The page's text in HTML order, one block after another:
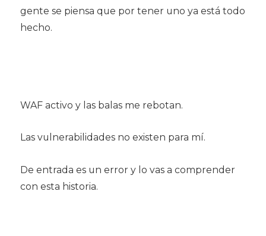
gente se piensa que por tener uno ya está todo
hecho.
WAF activo y las balas me rebotan.
Las vulnerabilidades no existen para mí.
De entrada es un error y lo vas a comprender
con esta historia.